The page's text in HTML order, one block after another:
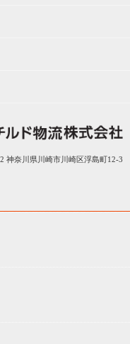
神奈川県川崎市川崎区浮島町12-3